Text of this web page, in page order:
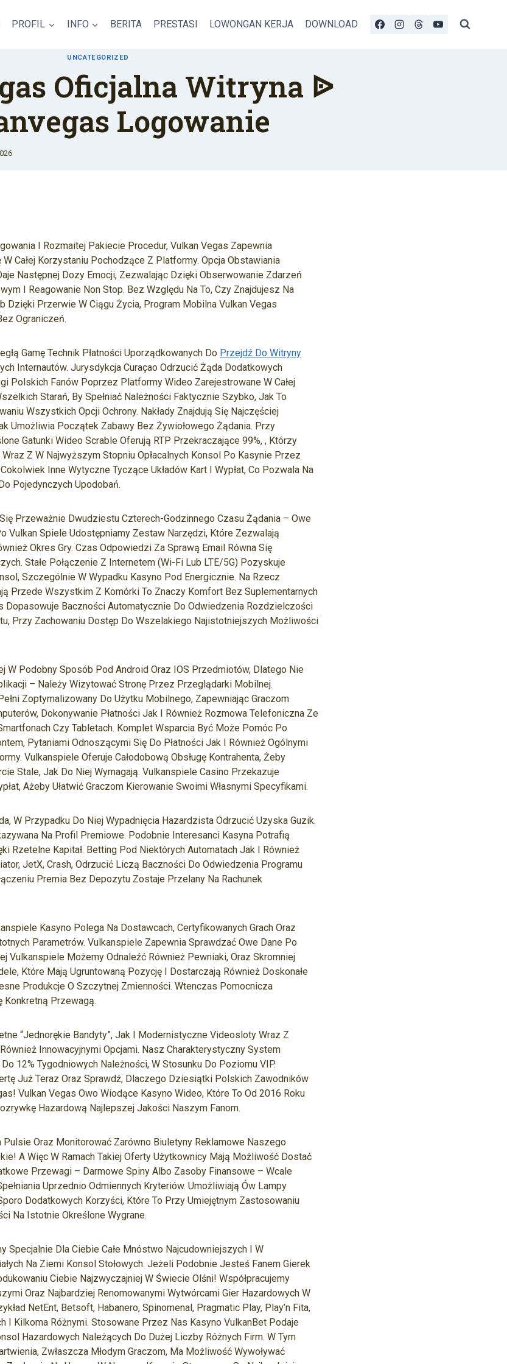
PROFIL INFO BERITA PRESTASI LOWONGAN KERJA DOWNLOAD
UNCATEGORIZED
Oficjalna Witryna ᐉ
Logowanie
I Rozmaitej Pakiecie Procedur, Vulkan Vegas Zapewnia
Całej Korzystaniu Pochodzące Z Platformy. Opcja Obstawiania
Następnej Dozy Emocji, Zezwalając Dzięki Obserwowanie Zdarzeń
I Reagowanie Non Stop. Bez Względu Na To, Czy Znajdujesz Na
Dzięki Przerwie W Ciągu Życia, Program Mobilna Vulkan Vegas
Ograniczeń.
Gamę Technik Płatności Uporządkowanych Do Przejdź Do Witryny
Internautów. Jurysdykcja Curaçao Odrzucić Żąda Dodatkowych
Polskich Fanów Poprzez Platformy Wideo Zarejestrowane W Całej
Starań, By Spełniać Należności Faktycznie Szybko, Jak To
Wszystkich Opcji Ochrony. Nakłady Znajdują Się Najczęściej
Umożliwia Początek Zabawy Bez Żywiołowego Żądania. Przy
Gatunki Wideo Scrable Oferują RTP Przekraczające 99%, , Którzy
Z W Najwyższym Stopniu Opłacalnych Konsol Po Kasynie Przez
Inne Wytyczne Tyczące Układów Kart I Wypłat, Co Pozwala Na
Pojedynczych Upodobań.
Przeważnie Dwudziestu Czterech-Godzinnego Czasu Żądania – Owe
Vulkan Spiele Udostępniamy Zestaw Narzędzi, Które Zezwalają
Okres Gry. Czas Odpowiedzi Za Sprawą Email Równa Się
Stałe Połączenie Z Internetem (Wi-Fi Lub LTE/5G) Pozyskuje
Szczególnie W Wypadku Kasyno Pod Energicznie. Na Rzecz
Przede Wszystkim Z Komórki To Znaczy Komfort Bez Suplementarnych
Dopasowuje Baczności Automatycznie Do Odwiedzenia Rozdzielczości
Przy Zachowaniu Dostęp Do Wszelakiego Najistotniejszych Możliwości
W Podobny Sposób Pod Android Oraz IOS Przedmiotów, Dlatego Nie
– Należy Wizytować Stronę Przez Przeglądarki Mobilnej.
Zoptymalizowany Do Użytku Mobilnego, Zapewniając Graczom
Dokonywanie Płatności Jak I Również Rozmowa Telefoniczna Ze
Czy Tabletach. Komplet Wsparcia Być Może Pomóc Po
Pytaniami Odnoszącymi Się Do Płatności Jak I Również Ogólnymi
Vulkanspiele Oferuje Całodobową Obsługę Kontrahenta, Żeby
Stale, Jak Do Niej Wymagają. Vulkanspiele Casino Przekazuje
Ażeby Ułatwić Graczom Kierowanie Swoimi Własnymi Specyfikami.
W Przypadku Do Niej Wypadnięcia Hazardzista Odrzucić Uzyska Guzik.
Na Profil Premiowe. Podobnie Interesanci Kasyna Potrafią
Rzetelne Kapitał. Betting Pod Niektórych Automatach Jak I Również
JetX, Crash, Odrzucić Liczą Baczności Do Odwiedzenia Programu
Premia Bez Depozytu Zostaje Przelany Na Rachunek
Kasyno Polega Na Dostawcach, Certyfikowanych Grach Oraz
Parametrów. Vulkanspiele Zapewnia Sprawdzać Owe Dane Po
Vulkanspiele Możemy Odnaleźć Również Pewniaki, Oraz Skromniej
Które Mają Ugruntowaną Pozycję I Dostarczają Również Doskonałe
Produkcje O Szczytnej Zmienności. Wtenczas Pomocnicza
Konkretną Przewagą.
“jednorękie Bandyty”, Jak I Modernistyczne Videosloty Wraz Z
Innowacyjnymi Opcjami. Nasz Charakterystyczny System
12% Tygodniowych Należności, W Stosunku Do Poziomu VIP.
Już Teraz Oraz Sprawdź, Dlaczego Dziesiątki Polskich Zawodników
Vulkan Vegas Owo Wiodące Kasyno Wideo, Które To Od 2016 Roku
Hazardową Najlepszej Jakości Naszym Fanom.
Pulsie Oraz Monitorować Zarówno Biuletyny Reklamowe Naszego
A Więc W Ramach Takiej Oferty Użytkownicy Mają Możliwość Dostać
Przewagi – Darmowe Spiny Albo Zasoby Finansowe – Wcale
Uprzednio Odmiennych Kryteriów. Umożliwiają Ów Lampy
Dodatkowych Korzyści, Które To Przy Umiejętnym Zastosowaniu
Na Istotnie Określone Wygrane.
Specjalnie Dla Ciebie Całe Mnóstwo Najcudowniejszych I W
Na Ziemi Konsol Stołowych. Jeżeli Podobnie Jesteś Fanem Gierek
Ciebie Najzwyczajniej W Świecie Olśni! Współpracujemy
Oraz Najbardziej Renomowanymi Wytwórcami Gier Hazardowych W
NetEnt, Betsoft, Habanero, Spinomenal, Pragmatic Play, Play’n Fita,
I Kilkoma Różnymi. Stosowane Przez Nas Kasyno VulkanBet Podaje
Hazardowych Należących Do Dużej Liczby Różnych Firm. W Tym
Zwłaszcza Młodym Graczom, Ma Możliwość Wywoływać